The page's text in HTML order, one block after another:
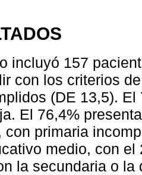
incluyó 157
con los criterios
(DE 13,5).
El 76,4%
con primaria
medio, con
la secundaria o